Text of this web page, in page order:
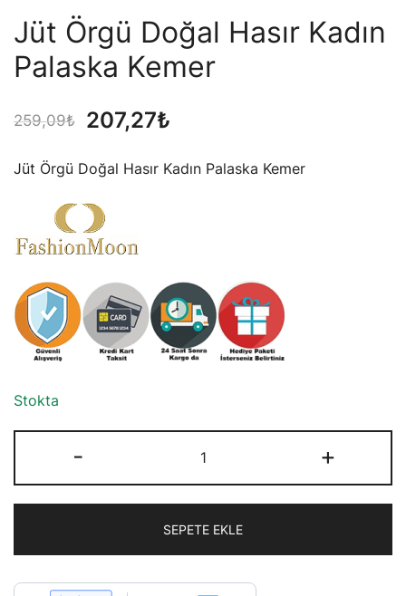
Jüt Örgü Doğal Hasır Kadın
Palaska Kemer
259,09₺
Orijinal
207,27₺
Jüt Örgü Doğal Hasır Kadın Palaska Kemer
Stokta
-
Örgü
Doğal
Kadın
Palaska
Kemer
+
SEPETE EKLE